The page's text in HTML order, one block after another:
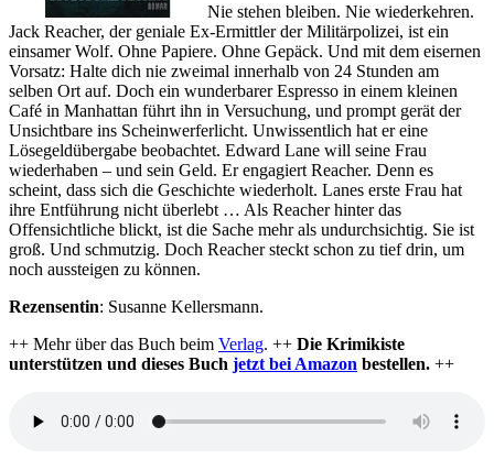
Nie stehen bleiben. Nie wiederkehren.
Jack Reacher, der geniale Ex-Ermittler der Militärpolizei, ist ein
einsamer Wolf. Ohne Papiere. Ohne Gepäck. Und mit dem eisernen
Vorsatz: Halte dich nie zweimal innerhalb von 24 Stunden am
selben Ort auf. Doch ein wunderbarer Espresso in einem kleinen
Café in Manhattan führt ihn in Versuchung, und prompt gerät der
Unsichtbare ins Scheinwerferlicht. Unwissentlich hat er eine
Lösegeldübergabe beobachtet. Edward Lane will seine Frau
wiederhaben – und sein Geld. Er engagiert Reacher. Denn es
scheint, dass sich die Geschichte wiederholt. Lanes erste Frau hat
ihre Entführung nicht überlebt … Als Reacher hinter das
Offensichtliche blickt, ist die Sache mehr als undurchsichtig. Sie ist
groß. Und schmutzig. Doch Reacher steckt schon zu tief drin, um
noch aussteigen zu können.
Rezensentin: Susanne Kellersmann.
++ Mehr über das Buch beim Verlag. ++ Die Krimikiste
unterstützen und dieses Buch jetzt bei Amazon bestellen. ++